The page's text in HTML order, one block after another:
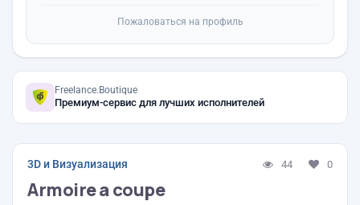
Пожаловаться на профиль
Freelance.Boutique
Премиум-сервис для лучших исполнителей
3D и Визуализация 44 0
Armoire a coupe